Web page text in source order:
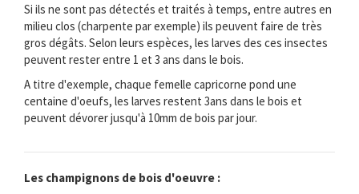
Si ils ne sont pas détectés et traités à temps, entre autres en
milieu clos (charpente par exemple) ils peuvent faire de très
gros dégâts. Selon leurs espèces, les larves des ces insectes
peuvent rester entre 1 et 3 ans dans le bois.
A titre d'exemple, chaque femelle capricorne pond une
centaine d'oeufs, les larves restent 3ans dans le bois et
peuvent dévorer jusqu'à 10mm de bois par jour.
Les champignons de bois d'oeuvre :